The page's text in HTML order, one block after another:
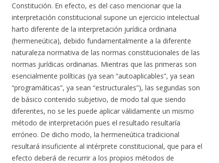
Constitución. En efecto, es del caso mencionar que la
interpretación constitucional supone un ejercicio intelectual
harto diferente de la interpretación jurídica ordinaria
(hermeneútica), debido fundamentalmente a la diferente
naturaleza normativa de las normas constitucionales de las
normas jurídicas ordinarias. Mientras que las primeras son
esencialmente políticas (ya sean “autoaplicables”, ya sean
“programáticas”, ya sean “estructurales”), las segundas son
de básico contenido subjetivo, de modo tal que siendo
diferentes, no se les puede aplicar válidamente un mismo
método de interpretación pues el resultado resultaría
erróneo. De dicho modo, la hermeneútica tradicional
resultará insuficiente al intérprete constitucional, que para el
efecto deberá de recurrir a los propios métodos de